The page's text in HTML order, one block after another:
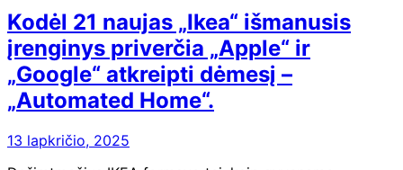
Kodėl 21 naujas „Ikea“ išmanusis
įrenginys priverčia „Apple“ ir
„Google“ atkreipti dėmesį –
„Automated Home“.
13 lapkričio, 2025